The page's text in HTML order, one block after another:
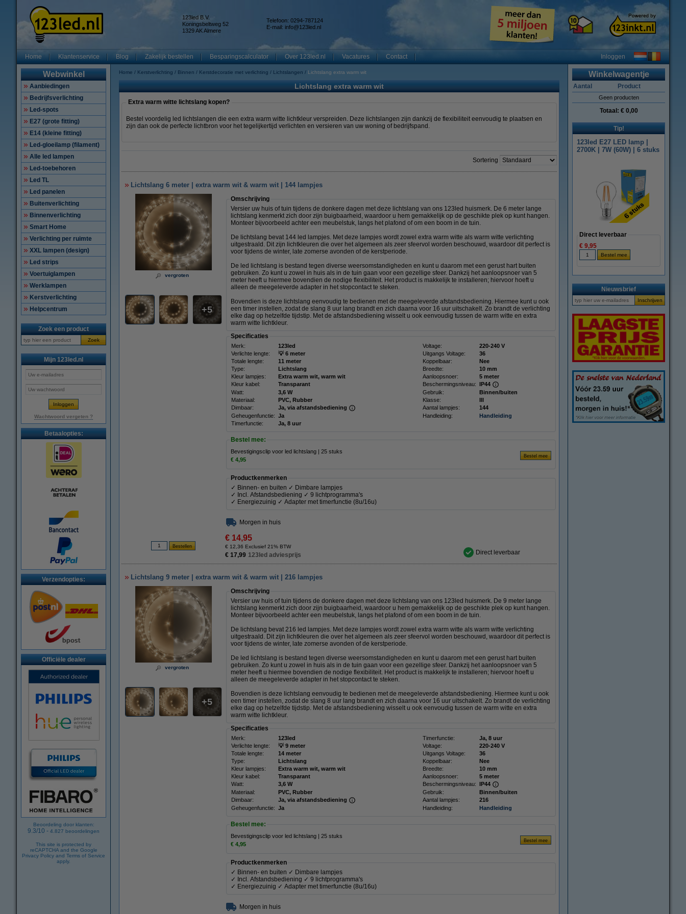
123led B.V.
Koningsbeltweg 52
1329 AK Almere
Telefoon: 0294-787124
E-mail: info@123led.nl
Home Klantenservice Blog Zakelijk bestellen Besparingscalculator Over 123led.nl Vacatures Contact Inloggen
Webwinkel
Aanbiedingen
Bedrijfsverlichting
Led-spots
E27 (grote fitting)
E14 (kleine fitting)
Led-gloeilamp (filament)
Alle led lampen
Led-toebehoren
Led TL
Led panelen
Buitenverlichting
Binnenverlichting
Smart Home
Verlichting per ruimte
XXL lampen (design)
Led strips
Voertuiglampen
Werklampen
Kerstverlichting
Helpcentrum
Zoek een product
Zoek
Mijn 123led.nl
Wachtwoord vergeten ?
Betaalopties:
Verzendopties:
Officiële dealer
Beoordeling door klanten:
9.3/10 - 4.827 beoordelingen
This site is protected by
reCAPTCHA and the Google
Privacy Policy and Terms of Service
apply.
Home Kerstverlichting Binnen Kerstdecoratie met verlichting Lichtslangen Lichtslang extra warm wit
Lichtslang extra warm wit
Extra warm witte lichtslang kopen?
Bestel voordelig led lichtslangen die een extra warm witte lichtkleur verspreiden. Deze lichtslangen zijn dankzij de flexibiliteit eenvoudig te plaatsen en
zijn dan ook de perfecte lichtbron voor het tegelijkertijd verlichten en versieren van uw woning of bedrijfspand.
Sortering
Lichtslang 6 meter | extra warm wit & warm wit | 144 lampjes
vergroten
5
Omschrijving
Versier uw huis of tuin tijdens de donkere dagen met deze lichtslang van ons 123led huismerk. De 6 meter lange
lichtslang kenmerkt zich door zijn buigbaarheid, waardoor u hem gemakkelijk op de geschikte plek op kunt hangen.
Monteer bijvoorbeeld achter een meubelstuk, langs het plafond of om een boom in de tuin.
De lichtslang bevat 144 led lampjes. Met deze lampjes wordt zowel extra warm witte als warm witte verlichting
uitgestraald. Dit zijn lichtkleuren die over het algemeen als zeer sfeervol worden beschouwd, waardoor dit perfect is
voor tijdens de winter, late zomerse avonden of de kerstperiode.
De led lichtslang is bestand tegen diverse weersomstandigheden en kunt u daarom met een gerust hart buiten
gebruiken. Zo kunt u zowel in huis als in de tuin gaan voor een gezellige sfeer. Dankzij het aanloopsnoer van 5
meter heeft u hiermee bovendien de nodige flexibiliteit. Het product is makkelijk te installeren; hiervoor hoeft u
alleen de meegeleverde adapter in het stopcontact te steken.
Bovendien is deze lichtslang eenvoudig te bedienen met de meegeleverde afstandsbediening. Hiermee kunt u ook
een timer instellen, zodat de slang 8 uur lang brandt en zich daarna voor 16 uur uitschakelt. Zo brandt de verlichting
elke dag op hetzelfde tijdstip. Met de afstandsbediening wisselt u ook eenvoudig tussen de warm witte en extra
warm witte lichtkleur.
Specificaties
Merk: 123led Voltage:
220-240 V
Verlichte lengte:
💡 6 meter Uitgangs Voltage:
36
Totale lengte:
11 meter Koppelbaar:
Nee
Type:
Lichtslang Breedte:
10 mm
Kleur lampjes:
Extra warm wit, warm wit Aanloopsnoer:
5 meter
Kleur kabel:
Transparant Beschermingsniveau: IP44
Watt:
3,6 W Gebruik:
Binnen/buiten
Materiaal:
PVC, Rubber Klasse:
III
Dimbaar:
Ja, via afstandsbediening Aantal lampjes:
144
Geheugenfunctie: Ja Handleiding:
Handleiding
Timerfunctie:
Ja, 8 uur
Bestel mee:
Bevestigingsclip voor led lichtslang | 25 stuks
€ 4,95
Productkenmerken
✓ Binnen- en buiten ✓ Dimbare lampjes
✓ Incl. Afstandsbediening ✓ 9 lichtprogramma's
✓ Energiezuinig ✓ Adapter met timerfunctie (8u/16u)
Morgen in huis
€ 14,95
€ 12,36 Exclusief 21% BTW
€ 17,99 123led adviesprijs Direct leverbaar
Lichtslang 9 meter | extra warm wit & warm wit | 216 lampjes
vergroten
5
Omschrijving
Versier uw huis of tuin tijdens de donkere dagen met deze lichtslang van ons 123led huismerk. De 9 meter lange
lichtslang kenmerkt zich door zijn buigbaarheid, waardoor u hem gemakkelijk op de geschikte plek op kunt hangen.
Monteer bijvoorbeeld achter een meubelstuk, langs het plafond of om een boom in de tuin.
De lichtslang bevat 216 led lampjes. Met deze lampjes wordt zowel extra warm witte als warm witte verlichting
uitgestraald. Dit zijn lichtkleuren die over het algemeen als zeer sfeervol worden beschouwd, waardoor dit perfect is
voor tijdens de winter, late zomerse avonden of de kerstperiode.
De led lichtslang is bestand tegen diverse weersomstandigheden en kunt u daarom met een gerust hart buiten
gebruiken. Zo kunt u zowel in huis als in de tuin gaan voor een gezellige sfeer. Dankzij het aanloopsnoer van 5
meter heeft u hiermee bovendien de nodige flexibiliteit. Het product is makkelijk te installeren; hiervoor hoeft u
alleen de meegeleverde adapter in het stopcontact te steken.
Bovendien is deze lichtslang eenvoudig te bedienen met de meegeleverde afstandsbediening. Hiermee kunt u ook
een timer instellen, zodat de slang 8 uur lang brandt en zich daarna voor 16 uur uitschakelt. Zo brandt de verlichting
elke dag op hetzelfde tijdstip. Met de afstandsbediening wisselt u ook eenvoudig tussen de warm witte en extra
warm witte lichtkleur.
Specificaties
Merk: 123led Timerfunctie:
Ja, 8 uur
Verlichte lengte:
💡 9 meter Voltage:
220-240 V
Totale lengte:
14 meter Uitgangs Voltage:
36
Type:
Lichtslang Koppelbaar:
Nee
Kleur lampjes:
Extra warm wit, warm wit Breedte:
10 mm
Kleur kabel:
Transparant Aanloopsnoer:
5 meter
Watt:
3,6 W Beschermingsniveau: IP44
Materiaal:
PVC, Rubber Gebruik:
Binnen/buiten
Dimbaar:
Ja, via afstandsbediening Aantal lampjes:
216
Geheugenfunctie: Ja Handleiding: Handleiding
Bestel mee:
Bevestigingsclip voor led lichtslang | 25 stuks
€ 4,95
Productkenmerken
✓ Binnen- en buiten ✓ Dimbare lampjes
✓ Incl. Afstandsbediening ✓ 9 lichtprogramma's
✓ Energiezuinig ✓ Adapter met timerfunctie (8u/16u)
Morgen in huis
Winkelwagentje
Aantal Product
Geen producten
Totaal: € 0,00
Tip!
123led E27 LED lamp |
2700K | 7W (60W) | 6 stuks
Direct leverbaar
€ 9,95
Nieuwsbrief